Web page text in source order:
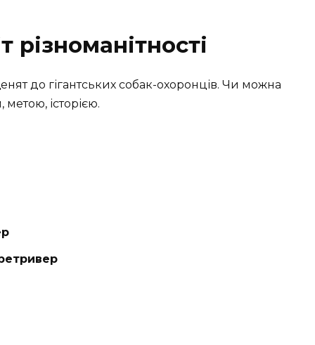
різноманітності
до гігантських собак-охоронців. Чи можна
історією.